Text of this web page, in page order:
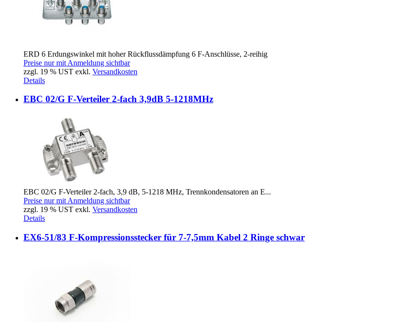
ERD 6 Erdungswinkel mit hoher Rückflussdämpfung 6 F-Anschlüsse, 2-reihig
Preise nur mit Anmeldung sichtbar
zzgl. 19 % UST exkl. Versandkosten
Details
EBC 02/G F-Verteiler 2-fach 3,9dB 5-1218MHz
EBC 02/G F-Verteiler 2-fach, 3,9 dB, 5-1218 MHz, Trennkondensatoren an E...
Preise nur mit Anmeldung sichtbar
zzgl. 19 % UST exkl. Versandkosten
Details
EX6-51/83 F-Kompressionsstecker für 7-7,5mm Kabel 2 Ringe schwar